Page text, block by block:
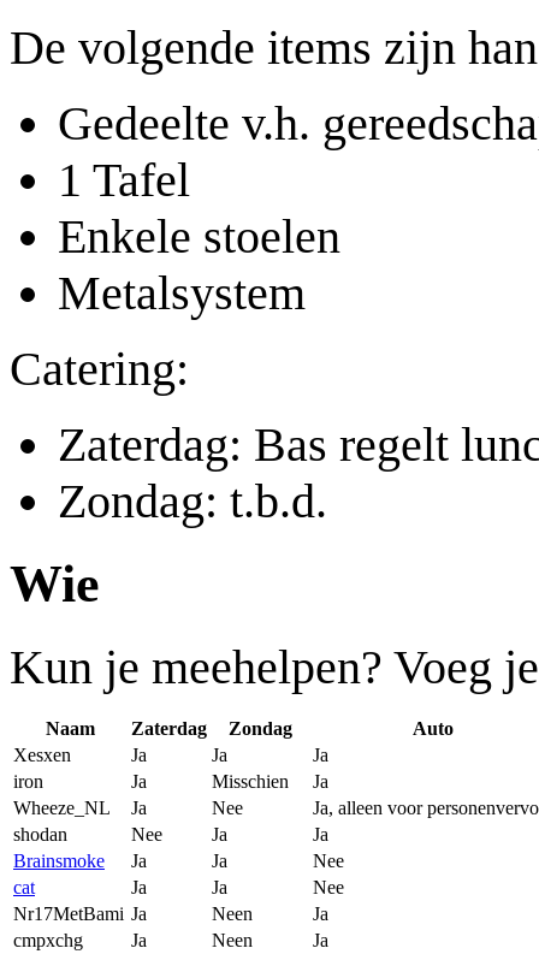
De volgende items zijn
Gedeelte v.h.
1 Tafel
Enkele stoelen
Metalsystem
Catering:
Zaterdag: Bas regelt
Zondag: t.b.d.
Wie
Kun je meehelpen? Voeg
Naam Zaterdag Zondag
Auto
Xesxen
Ja Ja
Ja
iron
Ja Misschien
Ja
Wheeze_NL
Ja Nee
Ja, alleen voor
shodan
Nee Ja
Ja
Brainsmoke
Ja Ja
Nee
cat
Ja Ja
Nee
Nr17MetBami Ja Neen
Ja
cmpxchg
Ja Neen
Ja